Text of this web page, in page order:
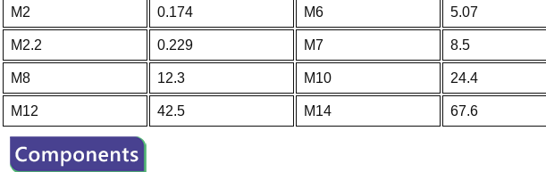
M2 0.174 M6 5.07
M2.2 0.229 M7 8.5
M8 12.3 M10 24.4
M12 42.5 M14 67.6